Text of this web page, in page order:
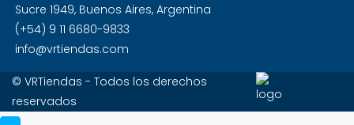
Sucre 1949, Buenos Aires, Argentina
(+54) 9 11 6680-9833
info@vrtiendas.com
© VRTiendas - Todos los derechos
reservados